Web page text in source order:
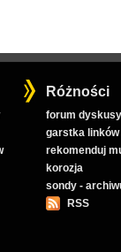
Różności
forum
garstka linków
rekomenduj
korozja
sondy -
RSS